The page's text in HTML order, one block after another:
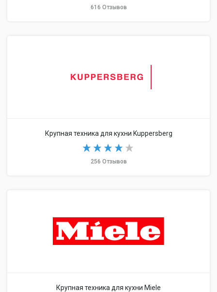
616 Отзывов
Крупная техника для кухни Kuppersberg
256 Отзывов
Крупная техника для кухни Miele